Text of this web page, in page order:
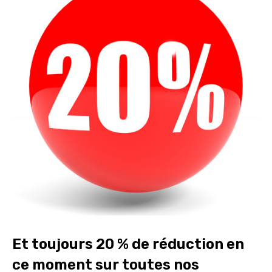
Et toujours 20 % de réduction en
ce moment sur toutes nos